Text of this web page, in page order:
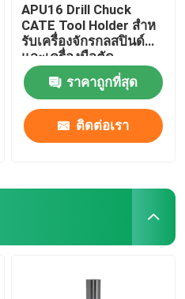
APU16 Drill Chuck
CATE Tool Holder สําห
รับเครื่องจักรกลสปินด์
และเครื่องมือตัด
ราคาถูกที่สุด
ติดต่อเรา